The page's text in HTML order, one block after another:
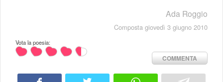
Ada Roggio
Composta giovedì 3 giugno 2010
Vota la poesia:
COMMENTA